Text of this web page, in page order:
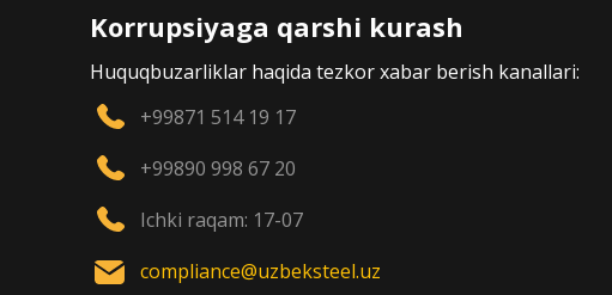
Korrupsiyaga qarshi kurash
Huquqbuzarliklar haqida tezkor xabar berish kanallari:
+99871 514 19 17
+99890 998 67 20
Ichki raqam: 17-07
compliance@uzbeksteel.uz